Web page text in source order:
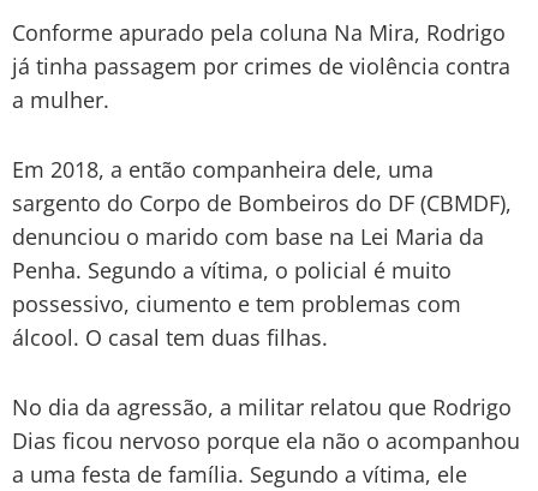
Conforme apurado pela coluna Na Mira, Rodrigo
já tinha passagem por crimes de violência contra
a mulher.
Em 2018, a então companheira dele, uma
sargento do Corpo de Bombeiros do DF (CBMDF),
denunciou o marido com base na Lei Maria da
Penha. Segundo a vítima, o policial é muito
possessivo, ciumento e tem problemas com
álcool. O casal tem duas filhas.
No dia da agressão, a militar relatou que Rodrigo
Dias ficou nervoso porque ela não o acompanhou
a uma festa de família. Segundo a vítima, ele